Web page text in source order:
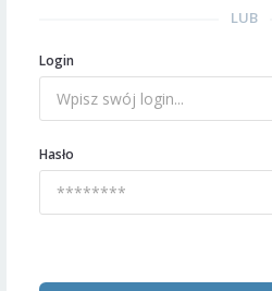
LUB
Login
Hasło